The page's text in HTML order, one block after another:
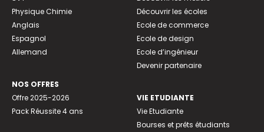
Physique Chimie
Anglais
Espagnol
Allemand
NOS OFFRES
Offre 2025-2026
Pack Réussite 4 ans
Découvrir les écoles
Ecole de commerce
Ecole de design
Ecole d’ingénieur
Devenir partenaire
VIE ETUDIANTE
Vie Etudiante
Bourses et prêts étudiants